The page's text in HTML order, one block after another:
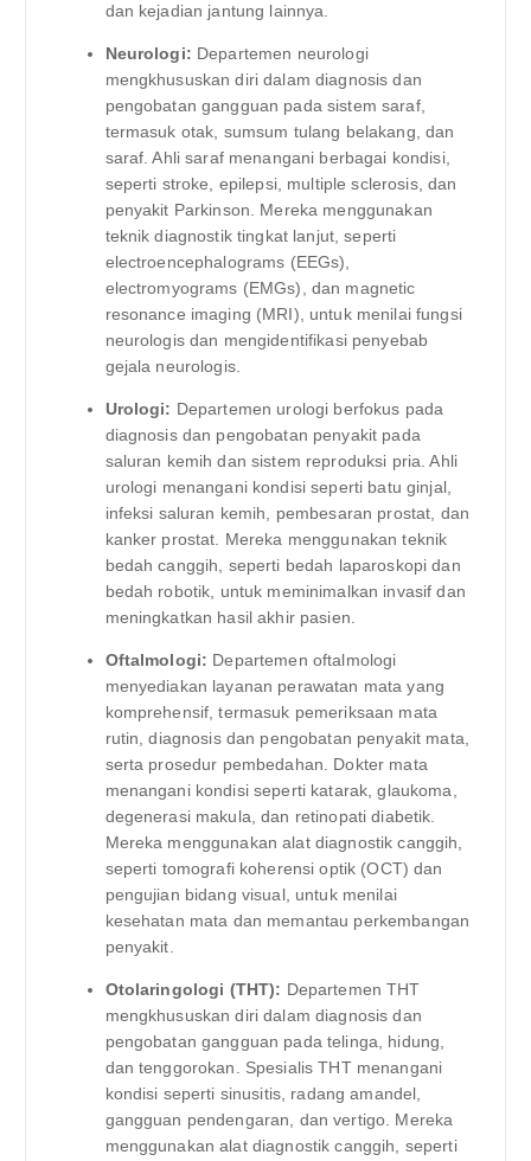
dan kejadian jantung lainnya.
Neurologi: Departemen neurologi
mengkhususkan diri dalam diagnosis dan
pengobatan gangguan pada sistem saraf,
termasuk otak, sumsum tulang belakang, dan
saraf. Ahli saraf menangani berbagai kondisi,
seperti stroke, epilepsi, multiple sclerosis, dan
penyakit Parkinson. Mereka menggunakan
teknik diagnostik tingkat lanjut, seperti
electroencephalograms (EEGs),
electromyograms (EMGs), dan magnetic
resonance imaging (MRI), untuk menilai fungsi
neurologis dan mengidentifikasi penyebab
gejala neurologis.
Urologi: Departemen urologi berfokus pada
diagnosis dan pengobatan penyakit pada
saluran kemih dan sistem reproduksi pria. Ahli
urologi menangani kondisi seperti batu ginjal,
infeksi saluran kemih, pembesaran prostat, dan
kanker prostat. Mereka menggunakan teknik
bedah canggih, seperti bedah laparoskopi dan
bedah robotik, untuk meminimalkan invasif dan
meningkatkan hasil akhir pasien.
Oftalmologi: Departemen oftalmologi
menyediakan layanan perawatan mata yang
komprehensif, termasuk pemeriksaan mata
rutin, diagnosis dan pengobatan penyakit mata,
serta prosedur pembedahan. Dokter mata
menangani kondisi seperti katarak, glaukoma,
degenerasi makula, dan retinopati diabetik.
Mereka menggunakan alat diagnostik canggih,
seperti tomografi koherensi optik (OCT) dan
pengujian bidang visual, untuk menilai
kesehatan mata dan memantau perkembangan
penyakit.
Otolaringologi (THT): Departemen THT
mengkhususkan diri dalam diagnosis dan
pengobatan gangguan pada telinga, hidung,
dan tenggorokan. Spesialis THT menangani
kondisi seperti sinusitis, radang amandel,
gangguan pendengaran, dan vertigo. Mereka
menggunakan alat diagnostik canggih, seperti